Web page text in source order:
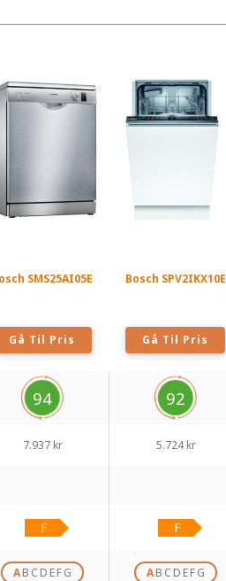
SMS25AI05E
Gå Til Pris
Bosch SPV2IKX10E
Gå Til Pris
94 92
7.937 kr 5.724 kr
AB C D EFG AB C D EFG